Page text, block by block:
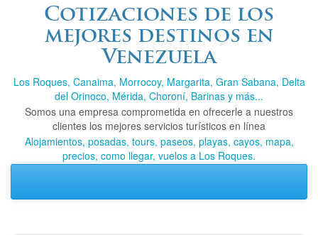
Viajando a Los
Roques.com
Cotizaciones de los
mejores destinos en
Venezuela
Los Roques, Canaima, Morrocoy, Margarita, Gran Sabana, Delta
del Orinoco, Mérida, Choroní, Barinas y más...
Somos una empresa comprometida en ofrecerle a nuestros
clientes los mejores servicios turísticos en línea
Alojamientos, posadas, tours, paseos, playas, cayos, mapa,
precios, como llegar, vuelos a Los Roques.